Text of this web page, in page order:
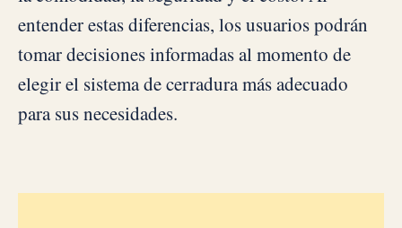
entender estas diferencias, los usuarios podrán
tomar decisiones informadas al momento de
elegir el sistema de cerradura más adecuado
para sus necesidades.